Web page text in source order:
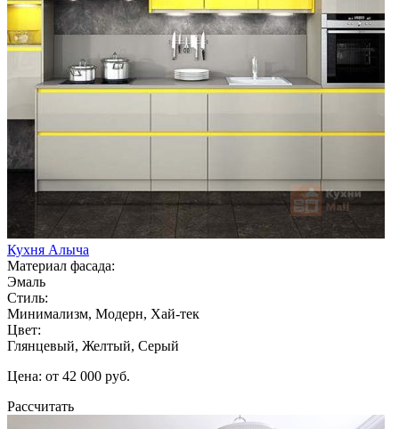
Кухня Алыча
Материал фасада:
Эмаль
Стиль:
Минимализм, Модерн, Хай-тек
Цвет:
Глянцевый, Желтый, Серый
Цена: от 42 000 руб.
Рассчитать